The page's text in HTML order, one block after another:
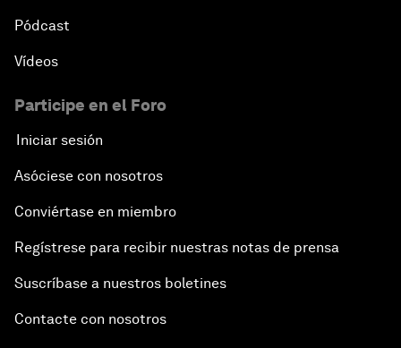
Pódcast
Vídeos
Participe en el Foro
Iniciar sesión
Asóciese con nosotros
Conviértase en miembro
Regístrese para recibir nuestras notas de prensa
Suscríbase a nuestros boletines
Contacte con nosotros